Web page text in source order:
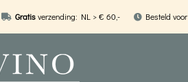
Gratisverzending: NL > € 60,- Besteld voor